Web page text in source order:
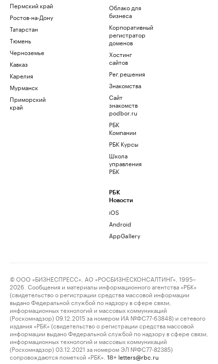
Пермский край
Ростов-на-Дону
Татарстан
Тюмень
Черноземье
Кавказ
Карелия
Мурманск
Приморский
край
Облако для
бизнеса
Корпоративный
регистратор
доменов
Хостинг
сайтов
Рег.решения
Знакомства
Сайт
знакомств
podbor.ru
РБК
Компании
РБК Курсы
Школа
управления
РБК
РБК
Новости
iOS
Android
AppGallery
© ООО «БИЗНЕСПРЕСС», АО «РОСБИЗНЕСКОНСАЛТИНГ», 1995–
2026. Сообщения и материалы информационного агентства «РБК»
(свидетельство о регистрации средства массовой информации
выдано Федеральной службой по надзору в сфере связи,
информационных технологий и массовых коммуникаций
(Роскомнадзор) 09.12.2015 за номером ИА №ФС77-63848) и сетевого
издания «РБК» (свидетельство о регистрации средства массовой
информации выдано Федеральной службой по надзору в сфере связи,
информационных технологий и массовых коммуникаций
(Роскомнадзор) 03.12.2021 за номером ЭЛ №ФС77-82385)
сопровождаются пометкой «РБК».
18+ letters@rbc.ru